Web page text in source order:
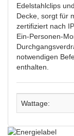
Edelstahlclips
Decke, sorgt für
zertifiziert nach
Ein-Personen-
notwendigen
enthalten.
Wattage: